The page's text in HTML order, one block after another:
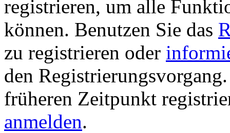
registrieren, um alle
können. Benutzen Sie das
zu registrieren oder
den
früheren Zeitpunkt
anmelden.